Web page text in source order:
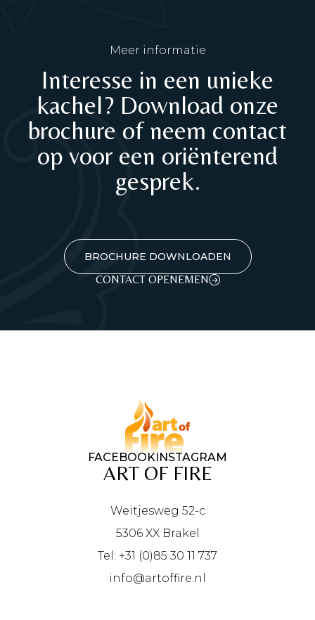
Meer informatie
Interesse in een unieke
kachel? Download onze
brochure of neem contact
op voor een oriënterend
gesprek.
BROCHURE DOWNLOADEN
CONTACT OPENEMEN
FACEBOOKINSTAGRAM
ART OF FIRE
Weitjesweg 52-c
5306 XX Brakel
Tel: +31 (0)85 30 11 737
info@artoffire.nl